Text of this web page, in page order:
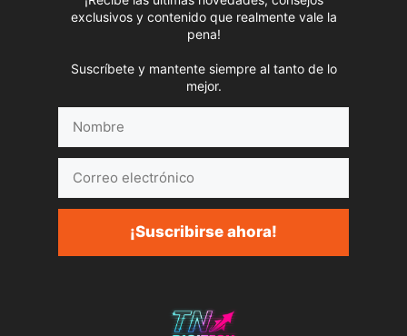
exclusivos y contenido que realmente vale la
pena!
Suscríbete y mantente siempre al tanto de lo
mejor.
electrónico
¡Suscribirse ahora!